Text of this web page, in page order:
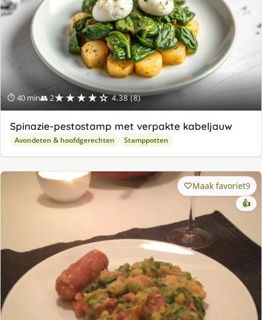
⏱ 40 min👥 2★★★★☆ 4.38 (8)
Spinazie-pestostamp met verpakte kabeljauw
Avondeten & hoofdgerechten Stamppotten
Maak favoriet9
👍